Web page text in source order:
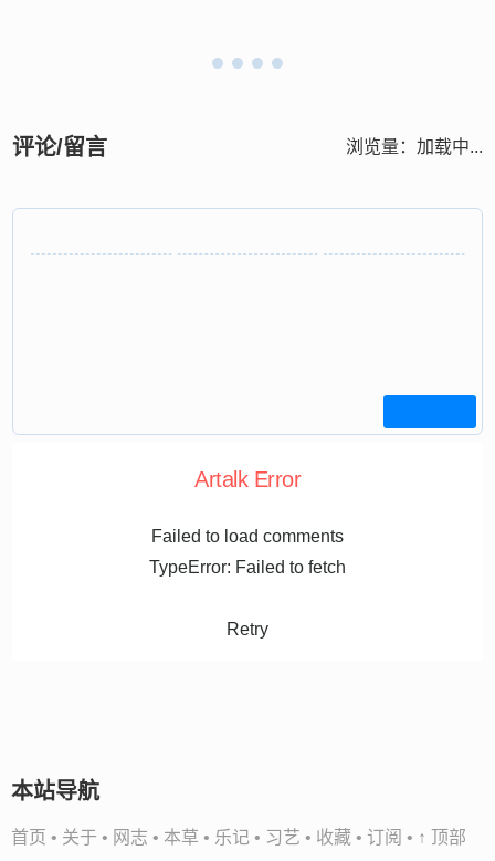
评论/留言 浏览量： 加载中...
Artalk Error
Failed to load comments
TypeError: Failed to fetch
Retry
本站导航
首页 • 关于 • 网志 • 本草 • 乐记 • 习艺 • 收藏 • 订阅 • ↑ 顶部